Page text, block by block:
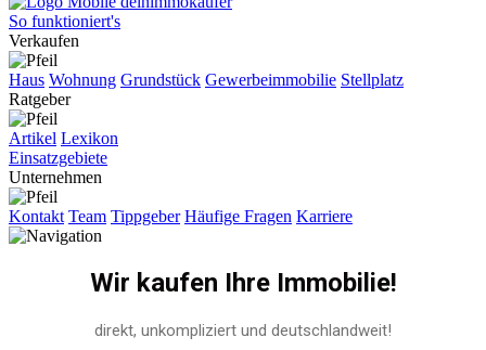
So funktioniert's
Verkaufen
Haus Wohnung Grundstück Gewerbeimmobilie Stellplatz
Ratgeber
Artikel Lexikon
Einsatzgebiete
Unternehmen
Kontakt Team Tippgeber Häufige Fragen Karriere